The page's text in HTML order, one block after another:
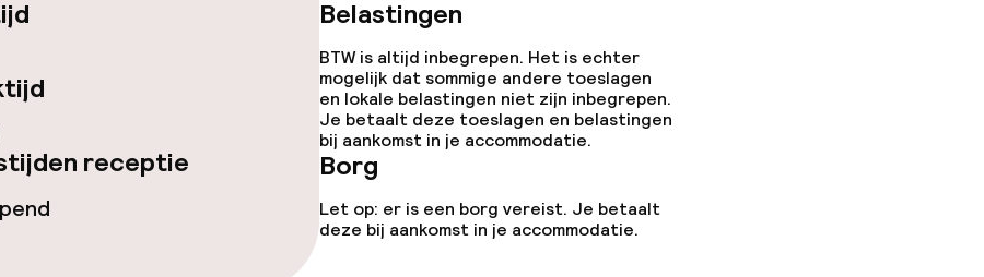
Roomservice
receptie
Belastingen
BTW is altijd inbegrepen. Het is echter
mogelijk dat sommige andere toeslagen
en lokale belastingen niet zijn inbegrepen.
Je betaalt deze toeslagen en belastingen
bij aankomst in je accommodatie.
Borg
Let op: er is een borg vereist. Je betaalt
deze bij aankomst in je accommodatie.